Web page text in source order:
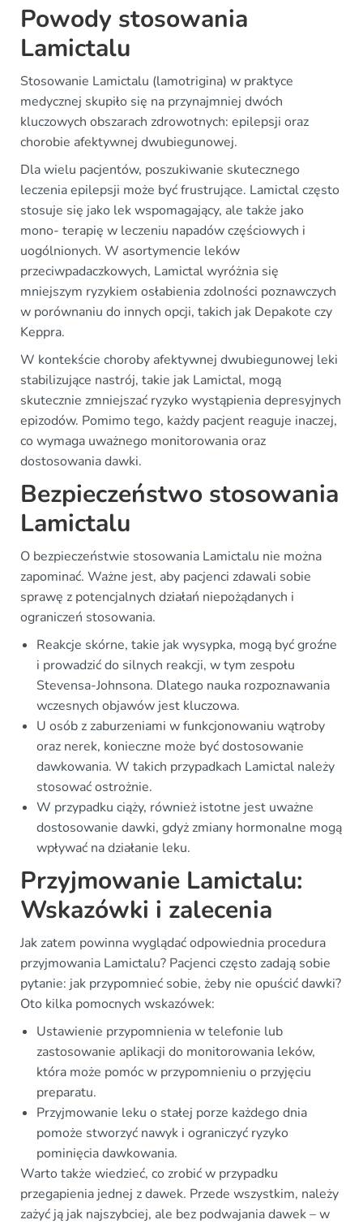
Powody stosowania
Lamictalu
Stosowanie Lamictalu (lamotrigina) w praktyce
medycznej skupiło się na przynajmniej dwóch
kluczowych obszarach zdrowotnych: epilepsji oraz
chorobie afektywnej dwubiegunowej.
Dla wielu pacjentów, poszukiwanie skutecznego
leczenia epilepsji może być frustrujące. Lamictal często
stosuje się jako lek wspomagający, ale także jako
mono- terapię w leczeniu napadów częściowych i
uogólnionych. W asortymencie leków
przeciwpadaczkowych, Lamictal wyróżnia się
mniejszym ryzykiem osłabienia zdolności poznawczych
w porównaniu do innych opcji, takich jak Depakote czy
Keppra.
W kontekście choroby afektywnej dwubiegunowej leki
stabilizujące nastrój, takie jak Lamictal, mogą
skutecznie zmniejszać ryzyko wystąpienia depresyjnych
epizodów. Pomimo tego, każdy pacjent reaguje inaczej,
co wymaga uważnego monitorowania oraz
dostosowania dawki.
Bezpieczeństwo stosowania
Lamictalu
O bezpieczeństwie stosowania Lamictalu nie można
zapominać. Ważne jest, aby pacjenci zdawali sobie
sprawę z potencjalnych działań niepożądanych i
ograniczeń stosowania.
Reakcje skórne, takie jak wysypka, mogą być groźne
i prowadzić do silnych reakcji, w tym zespołu
Stevensa-Johnsona. Dlatego nauka rozpoznawania
wczesnych objawów jest kluczowa.
U osób z zaburzeniami w funkcjonowaniu wątroby
oraz nerek, konieczne może być dostosowanie
dawkowania. W takich przypadkach Lamictal należy
stosować ostrożnie.
W przypadku ciąży, również istotne jest uważne
dostosowanie dawki, gdyż zmiany hormonalne mogą
wpływać na działanie leku.
Przyjmowanie Lamictalu:
Wskazówki i zalecenia
Jak zatem powinna wyglądać odpowiednia procedura
przyjmowania Lamictalu? Pacjenci często zadają sobie
pytanie: jak przypomnieć sobie, żeby nie opuścić dawki?
Oto kilka pomocnych wskazówek:
Ustawienie przypomnienia w telefonie lub
zastosowanie aplikacji do monitorowania leków,
która może pomóc w przypomnieniu o przyjęciu
preparatu.
Przyjmowanie leku o stałej porze każdego dnia
pomoże stworzyć nawyk i ograniczyć ryzyko
pominięcia dawkowania.
Warto także wiedzieć, co zrobić w przypadku
przegapienia jednej z dawek. Przede wszystkim, należy
zażyć ją jak najszybciej, ale bez podwajania dawek – w